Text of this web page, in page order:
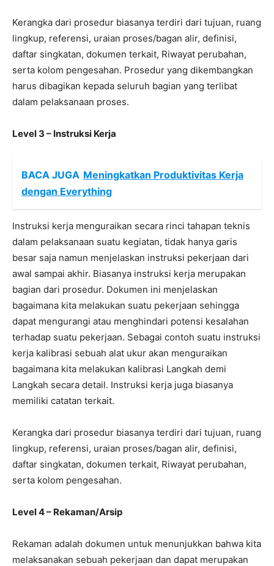
Kerangka dari prosedur biasanya terdiri dari tujuan, ruang
lingkup, referensi, uraian proses/bagan alir, definisi,
daftar singkatan, dokumen terkait, Riwayat perubahan,
serta kolom pengesahan. Prosedur yang dikembangkan
harus dibagikan kepada seluruh bagian yang terlibat
dalam pelaksanaan proses.
Level 3 – Instruksi Kerja
BACA JUGA Meningkatkan Produktivitas Kerja
dengan Everything
Instruksi kerja menguraikan secara rinci tahapan teknis
dalam pelaksanaan suatu kegiatan, tidak hanya garis
besar saja namun menjelaskan instruksi pekerjaan dari
awal sampai akhir. Biasanya instruksi kerja merupakan
bagian dari prosedur. Dokumen ini menjelaskan
bagaimana kita melakukan suatu pekerjaan sehingga
dapat mengurangi atau menghindari potensi kesalahan
terhadap suatu pekerjaan. Sebagai contoh suatu instruksi
kerja kalibrasi sebuah alat ukur akan menguraikan
bagaimana kita melakukan kalibrasi Langkah demi
Langkah secara detail. Instruksi kerja juga biasanya
memiliki catatan terkait.
Kerangka dari prosedur biasanya terdiri dari tujuan, ruang
lingkup, referensi, uraian proses/bagan alir, definisi,
daftar singkatan, dokumen terkait, Riwayat perubahan,
serta kolom pengesahan.
Level 4 – Rekaman/Arsip
Rekaman adalah dokumen untuk menunjukkan bahwa kita
melaksanakan sebuah pekerjaan dan dapat merupakan